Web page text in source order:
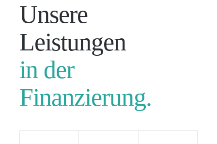
Unsere
Leistungen
in der
Finanzierung.